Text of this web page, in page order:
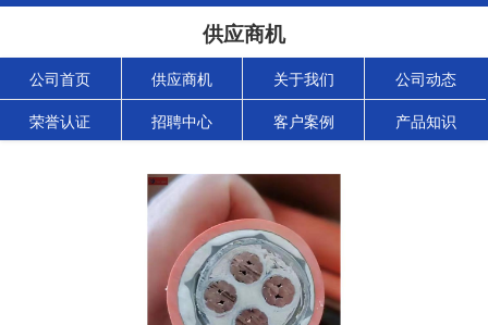
供应商机
公司首页 供应商机 关于我们 公司动态
荣誉认证 招聘中心 客户案例 产品知识